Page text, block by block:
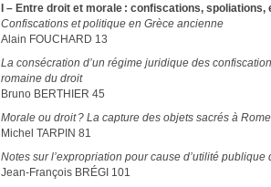
I – Entre droit et morale : confiscations, spoliations,
Confiscations et politique en Grèce ancienne
Alain FOUCHARD 13
La consécration d’un régime juridique des
romaine du droit
Bruno BERTHIER 45
Morale ou droit ? La capture des objets sacrés à Rome
Michel TARPIN 81
Notes sur l’expropriation pour cause d’utilité
Jean-François BRÉGI 101